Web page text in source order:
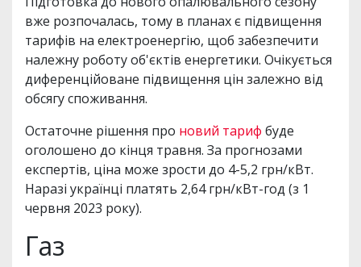
вже розпочалась, тому в планах є підвищення
тарифів на електроенергію, щоб забезпечити
належну роботу об'єктів енергетики. Очікується
диференційоване підвищення цін залежно від
обсягу споживання.
Остаточне рішення про новий тариф буде
оголошено до кінця травня. За прогнозами
експертів, ціна може зрости до 4-5,2 грн/кВт.
Наразі українці платять 2,64 грн/кВт-год (з 1
червня 2023 року).
Газ